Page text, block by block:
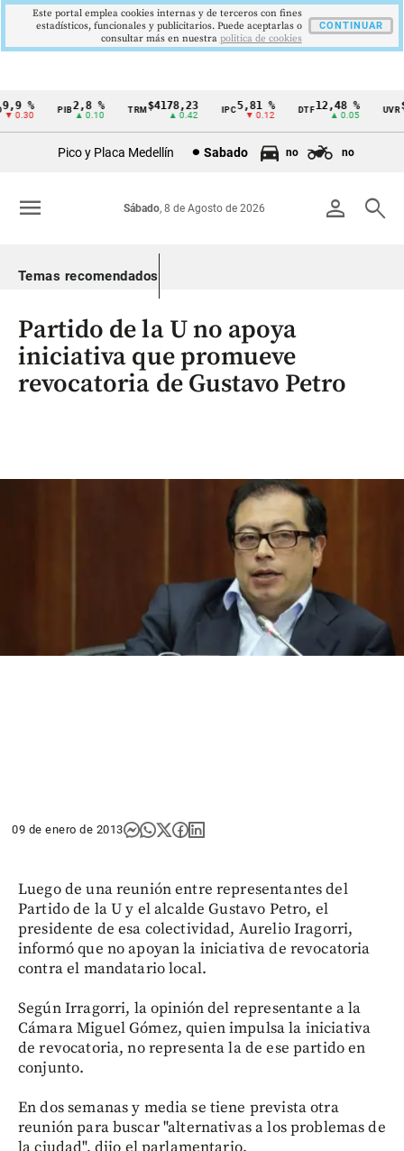
Cintillo
Colombia
% PIB2,8 %
▲ 0.10
TRM$4178,23
▲ 0.42
5,81 %
▼ 0.12
DTF12,48 %
▲ 0.05
UVR
Pico y Placa Medellín Sabado no no
person search
Sábado, 8 de Agosto de 2026
menu
Temas recomendados
Partido de la U no apoya
iniciativa que promueve
revocatoria de Gustavo Petro
09 de enero de 2013
Luego de una reunión entre representantes del
Partido de la U y el alcalde Gustavo Petro, el
presidente de esa colectividad, Aurelio Iragorri,
informó que no apoyan la iniciativa de revocatoria
contra el mandatario local.
Según Irragorri, la opinión del representante a la
Cámara Miguel Gómez, quien impulsa la iniciativa
de revocatoria, no representa la de ese partido en
conjunto.
En dos semanas y media se tiene prevista otra
reunión para buscar "alternativas a los problemas de
la ciudad", dijo el parlamentario.
Este portal emplea cookies internas y de terceros con fines
estadísticos, funcionales y publicitarios. Puede aceptarlas o
consultar más en nuestra politica de cookies
CONTINUAR